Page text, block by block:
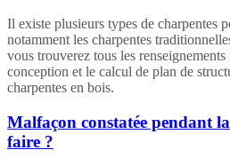
Il existe plusieurs types de charpentes
notamment les charpentes
vous trouverez tous les
conception et le calcul de plan de
charpentes en bois.
Malfaçon constatée pendant
faire ?